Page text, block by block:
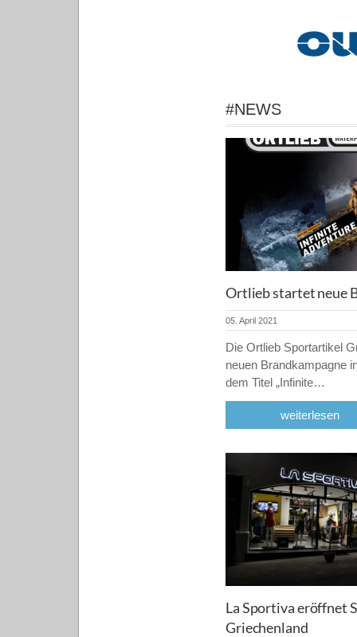
#NEWS
Ortlieb startet neue
05. April 2021
Die Ortlieb Sportartikel
neuen Brandkampagne
dem Titel „Infinite…
weiterlesen
La Sportiva eröffnet
Griechenland